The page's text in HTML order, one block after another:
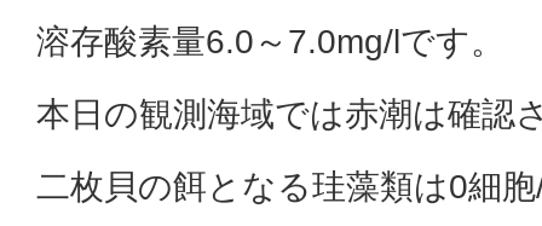
溶存酸素量6.0～7.0mg/lです。
本日の観測海域では赤潮は確認
二枚貝の餌となる珪藻類は0細